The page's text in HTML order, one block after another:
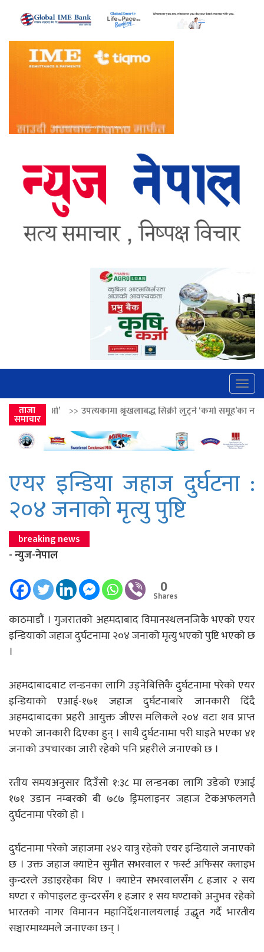
ताजा
समाचार
श्रृंखलाबद्ध सिक्री लुट्ने ‘कर्मा समूह’का नाइकेसहित पाँच पक्राउ >>
एयर इन्डिया जहाज दुर्घटना :
२०४ जनाको मृत्यु पुष्टि
breaking news
- न्युज-नेपाल
0
Shares
काठमाडौं । गुजरातको अहमदाबाद विमानस्थलनजिकै भएको एयर
इन्डियाको जहाज दुर्घटनामा २०४ जनाको मृत्यु भएको पुष्टि भएको छ
।
अहमदाबादबाट लन्डनका लागि उड्नेबित्तिकै दुर्घटनामा परेको एयर
इन्डियाको एआई-१७१ जहाज दुर्घटनाबारे जानकारी दिँदै
अहमदाबादका प्रहरी आयुक्त जीएस मलिकले २०४ वटा शव प्राप्त
भएको जानकारी दिएका हुन् । साथै दुर्घटनामा परी घाइते भएका ४१
जनाको उपचारका जारी रहेको पनि प्रहरीले जनाएको छ ।
रतीय समयअनुसार दिउँसो १:३८ मा लन्डनका लागि उडेको एआई
१७१ उडान नम्बरको बी ७८७ ड्रिमलाइनर जहाज टेकअफलगत्तै
दुर्घटनामा परेको हो ।
दुर्घटनामा परेको जहाजमा २४२ यात्रु रहेको एयर इन्डियाले जनाएको
छ । उक्त जहाज क्याप्टेन सुमीत सभरवाल र फर्स्ट अफिसर क्लाइभ
कुन्दरले उडाइरहेका थिए । क्याप्टेन सभरवालसँग ८ हजार २ सय
घण्टा र कोपाइलट कुन्दरसँग १ हजार १ सय घण्टाको अनुभव रहेको
भारतको नागर विमानन महानिर्देशनालयलाई उद्धृत गर्दै भारतीय
सञ्चारमाध्यमले जनाएका छन् ।